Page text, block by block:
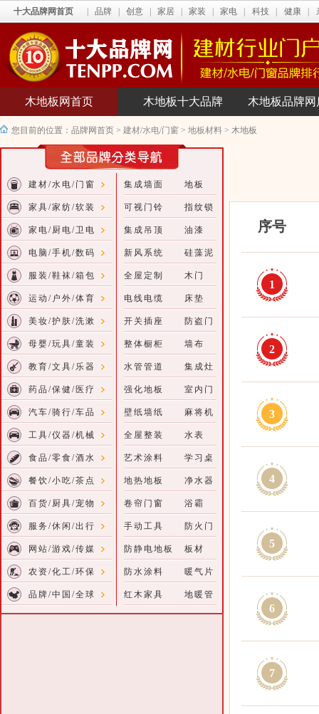
十大品牌网首页 品牌 创意 家居 家装 家电 科技 健康
木地板网首页 木地板十大品牌 木地板品牌网
您目前的位置： 品牌网首页 > 建材/水电/门窗 > 地板材料 > 木地板
建材/水电/门窗
家具/家纺/软装
家电/厨电/卫电
电脑/手机/数码
服装/鞋袜/箱包
运动/户外/体育
美妆/护肤/洗漱
母婴/玩具/童装
教育/文具/乐器
药品/保健/医疗
汽车/骑行/车品
工具/仪器/机械
食品/零食/酒水
餐饮/小吃/茶点
百货/厨具/宠物
服务/休闲/出行
网站/游戏/传媒
农资/化工/环保
品牌/中国/全球
集成墙面 地板
可视门铃 指纹锁
集成吊顶 油漆
新风系统 硅藻泥
全屋定制 木门
电线电缆 床垫
开关插座 防盗门
整体橱柜 墙布
水管管道 集成灶
强化地板 室内门
壁纸墙纸 麻将机
全屋整装 水表
艺术涂料 学习桌
地热地板 净水器
卷帘门窗 浴霸
手动工具 防火门
防静电地板 板材
防水涂料 暖气片
红木家具 地暖管
序号
1
2
3
4
5
6
7